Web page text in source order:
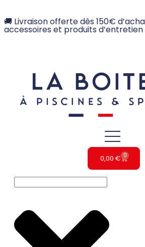
🚚 Livraison offerte dès 150€
accessoires et produits d’entretien
0,00 € 0